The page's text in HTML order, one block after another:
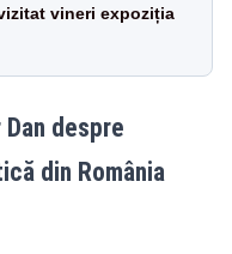
vineri expoziția
Dan despre
din România